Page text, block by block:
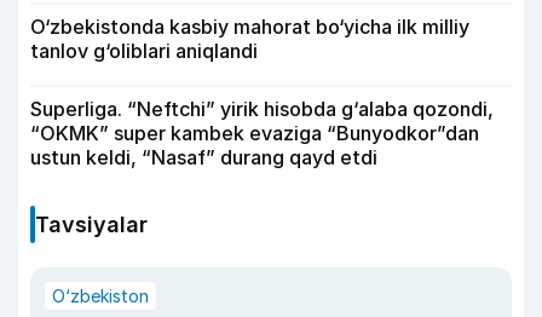
O‘zbekistonda kasbiy mahorat bo‘yicha ilk milliy
tanlov g‘oliblari aniqlandi
Superliga. “Neftchi” yirik hisobda g‘alaba qozondi,
“OKMK” super kambek evaziga “Bunyodkor”dan
ustun keldi, “Nasaf” durang qayd etdi
Tavsiyalar
O‘zbekiston